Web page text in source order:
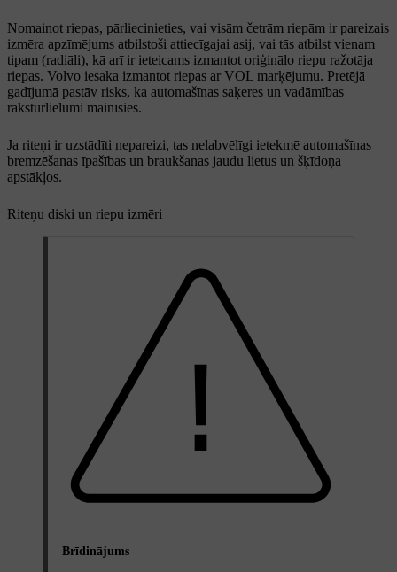
Nomainot riepas, pārliecinieties, vai visām četrām riepām ir pareizais
izmēra apzīmējums atbilstoši attiecīgajai asij, vai tās atbilst vienam
tipam (radiāli), kā arī ir ieteicams izmantot oriģinālo riepu ražotāja
riepas. Volvo iesaka izmantot riepas ar VOL marķējumu. Pretējā
gadījumā pastāv risks, ka automašīnas saķeres un vadāmības
raksturlielumi mainīsies.
Ja riteņi ir uzstādīti nepareizi, tas nelabvēlīgi ietekmē automašīnas
bremzēšanas īpašības un braukšanas jaudu lietus un šķīdoņa
apstākļos.
Riteņu diski un riepu izmēri
Brīdinājums